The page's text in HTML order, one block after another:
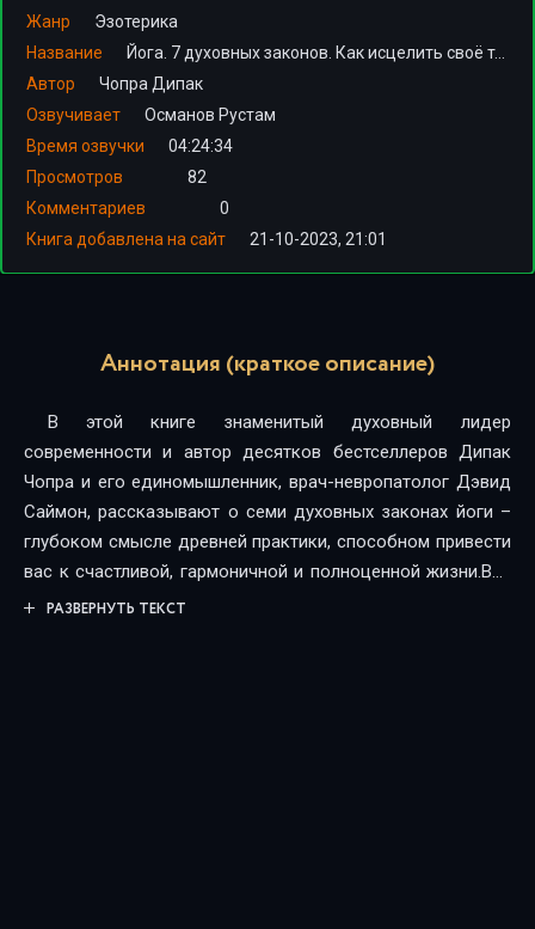
Жанр
Эзотерика
Название
Йога. 7 духовных законов. Как исцелить своё тело, разум и дух
Автор
Чопра Дипак
Озвучивает
Османов Рустам
Время озвучки
04:24:34
Просмотров
82
Комментариев
0
Книга добавлена на сайт
21-10-2023, 21:01
Аннотация (краткое описание)
В этой книге знаменитый духовный лидер
современности и автор десятков бестселлеров Дипак
Чопра и его единомышленник, врач-невропатолог Дэвид
Саймон, рассказывают о семи духовных законах йоги –
глубоком смысле древней практики, способном привести
вас к счастливой, гармоничной и полноценной жизни.Все
мы знаем о том, как полезна йога: она дарит нам
РАЗВЕРНУТЬ ТЕКСТ